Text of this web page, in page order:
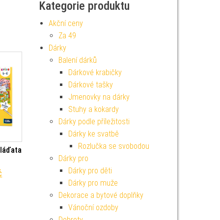
cena byla: 149 Kč.
Aktuální cena je: 134 Kč.
Kategorie produktu
Akční ceny
Za 49
Dárky
Balení dárků
Dárkové krabičky
Dárkové tašky
Jmenovky na dárky
Stuhy a kokardy
Dárky podle příležitosti
Dárky ke svatbě
Rozlučka se svobodou
Dárky pro
Dárky pro děti
Dárky pro muže
Dekorace a bytové doplňky
Vánoční ozdoby